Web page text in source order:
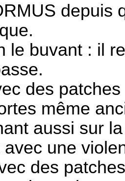
le buvant : il
des
même
aussi sur
avec une
des